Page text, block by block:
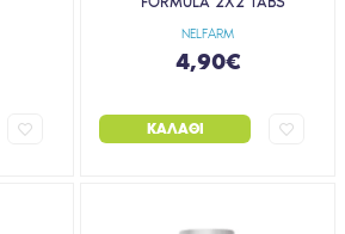
NELFARM
4,90€
ΚΑΛΆΘΙ